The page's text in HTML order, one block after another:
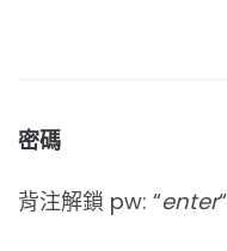
密碼
背注解鎖 pw: “enter“